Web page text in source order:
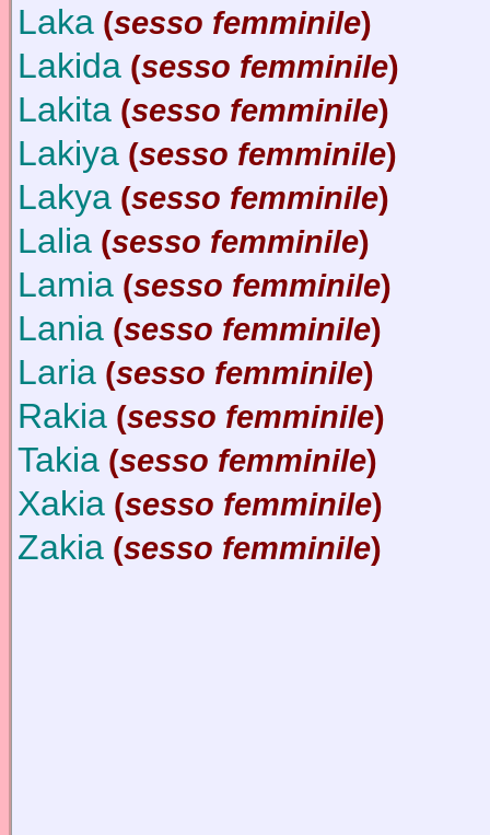
Laka (sesso femminile)
Lakida (sesso femminile)
Lakita (sesso femminile)
Lakiya (sesso femminile)
Lakya (sesso femminile)
Lalia (sesso femminile)
Lamia (sesso femminile)
Lania (sesso femminile)
Laria (sesso femminile)
Rakia (sesso femminile)
Takia (sesso femminile)
Xakia (sesso femminile)
Zakia (sesso femminile)